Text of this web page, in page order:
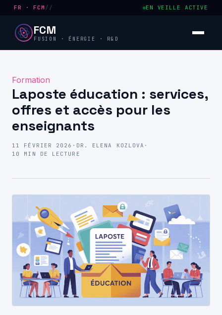
FR · FCM // EN VEILLE ACTIVE
FCM
FUSION · ÉNERGIE · R&D
Formation
Laposte éducation : services,
offres et accès pour les
enseignants
11 FÉVRIER 2026 · DR. ELENA KOZLOVA ·
10 MIN DE LECTURE